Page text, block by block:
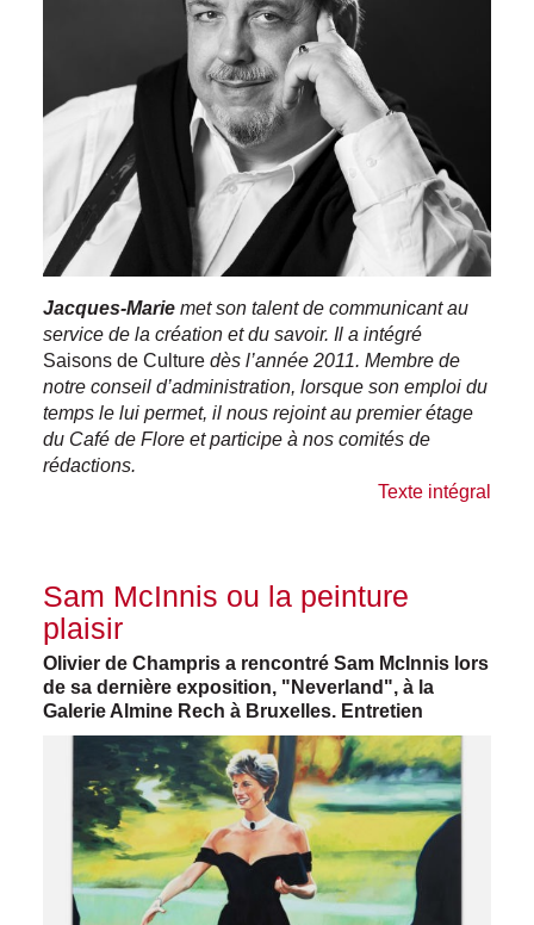
Jacques-Marie met son talent de communicant au
service de la création et du savoir. Il a intégré
Saisons de Culture dès l’année 2011. Membre de
notre conseil d’administration, lorsque son emploi du
temps le lui permet, il nous rejoint au premier étage
du Café de Flore et participe à nos comités de
rédactions.
Texte intégral
Sam McInnis ou la peinture
plaisir
Olivier de Champris a rencontré Sam McInnis lors
de sa dernière exposition, "Neverland", à la
Galerie Almine Rech à Bruxelles. Entretien